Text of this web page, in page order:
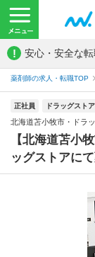
! 安心・安全な転
薬剤師の求人・転職TOP
正社員 ドラッグスト
北海道苫小牧市・ドラ
【北海道苫小
ッグストアに